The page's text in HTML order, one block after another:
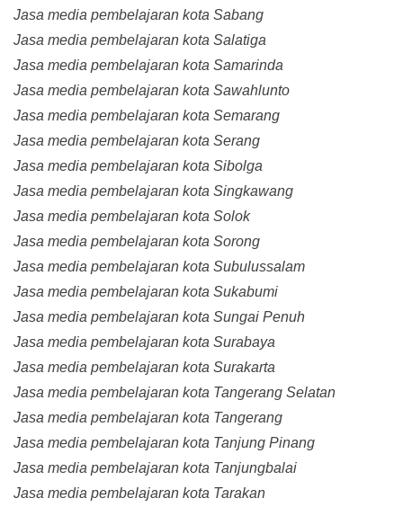
Jasa media pembelajaran kota Sabang
Jasa media pembelajaran kota Salatiga
Jasa media pembelajaran kota Samarinda
Jasa media pembelajaran kota Sawahlunto
Jasa media pembelajaran kota Semarang
Jasa media pembelajaran kota Serang
Jasa media pembelajaran kota Sibolga
Jasa media pembelajaran kota Singkawang
Jasa media pembelajaran kota Solok
Jasa media pembelajaran kota Sorong
Jasa media pembelajaran kota Subulussalam
Jasa media pembelajaran kota Sukabumi
Jasa media pembelajaran kota Sungai Penuh
Jasa media pembelajaran kota Surabaya
Jasa media pembelajaran kota Surakarta
Jasa media pembelajaran kota Tangerang Selatan
Jasa media pembelajaran kota Tangerang
Jasa media pembelajaran kota Tanjung Pinang
Jasa media pembelajaran kota Tanjungbalai
Jasa media pembelajaran kota Tarakan